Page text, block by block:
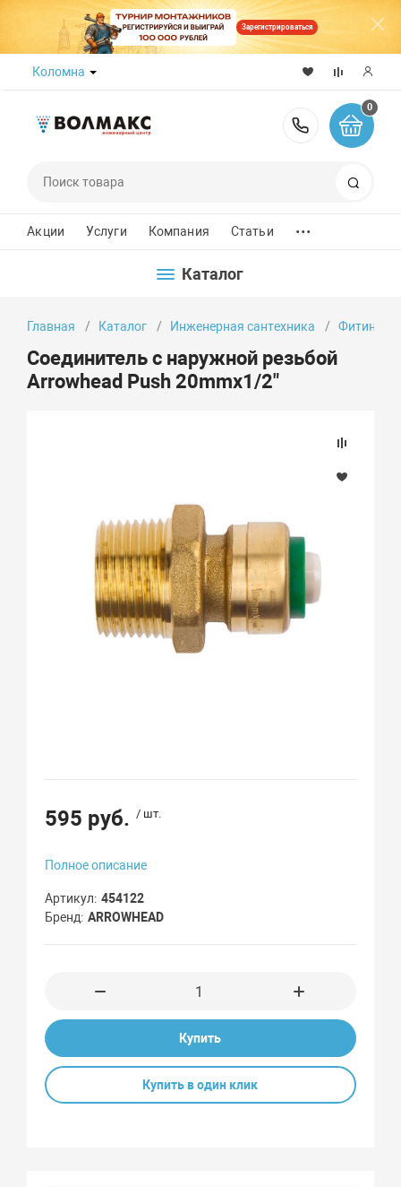
Зарегистрироваться
Коломна
8 (800)
0
Акции Услуги Компания Статьи ...
Каталог
Главная Каталог Инженерная сантехника Фитинги
Соединитель с наружной резьбой
Arrowhead Push 20mmx1/2"
595 руб. / шт.
Полное описание
Артикул 454122
Бренд ARROWHEAD
Купить
Купить в один клик